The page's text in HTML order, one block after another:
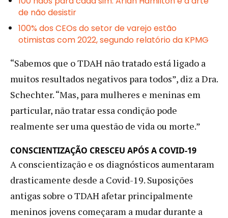
de não desistir
100% dos CEOs do setor de varejo estão
otimistas com 2022, segundo relatório da KPMG
“Sabemos que o TDAH não tratado está ligado a
muitos resultados negativos para todos”, diz a Dra.
Schechter. “Mas, para mulheres e meninas em
particular, não tratar essa condição pode
realmente ser uma questão de vida ou morte.”
CONSCIENTIZAÇÃO CRESCEU APÓS A COVID-19
A conscientização e os diagnósticos aumentaram
drasticamente desde a Covid-19. Suposições
antigas sobre o TDAH afetar principalmente
meninos jovens começaram a mudar durante a